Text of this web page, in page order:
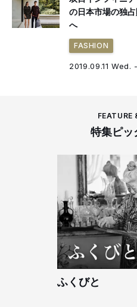
の日本市場の独
へ
FASHION
2019.09.11 Wed.
FEATURE
特集ピッ
ふくびと